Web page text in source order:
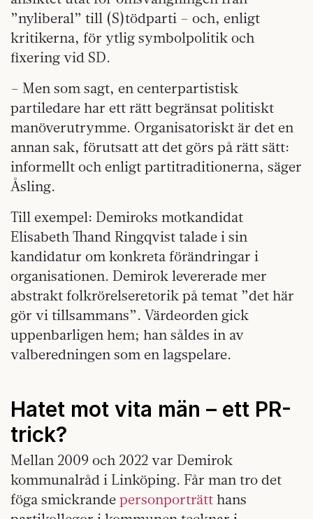
”nyliberal” till (S)tödparti – och, enligt
kritikerna, för ytlig symbolpolitik och
fixering vid SD.
– Men som sagt, en centerpartistisk
partiledare har ett rätt begränsat politiskt
manöverutrymme. Organisatoriskt är det en
annan sak, förutsatt att det görs på rätt sätt:
informellt och enligt partitraditionerna, säger
Åsling.
Till exempel: Demiroks motkandidat
Elisabeth Thand Ringqvist talade i sin
kandidatur om konkreta förändringar i
organisationen. Demirok levererade mer
abstrakt folkrörelseretorik på temat ”det här
gör vi tillsammans”. Värdeorden gick
uppenbarligen hem; han såldes in av
valberedningen som en lagspelare.
Hatet mot vita män – ett PR-
trick?
Mellan 2009 och 2022 var Demirok
kommunalråd i Linköping. Får man tro det
föga smickrande personporträtt hans